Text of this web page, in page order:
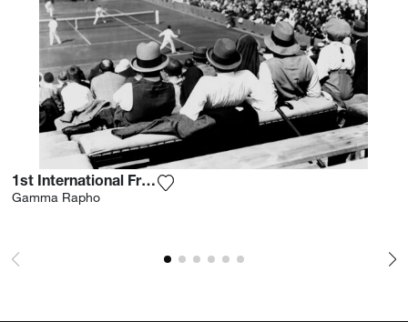
1st International French Open 1928
Gamma Rapho